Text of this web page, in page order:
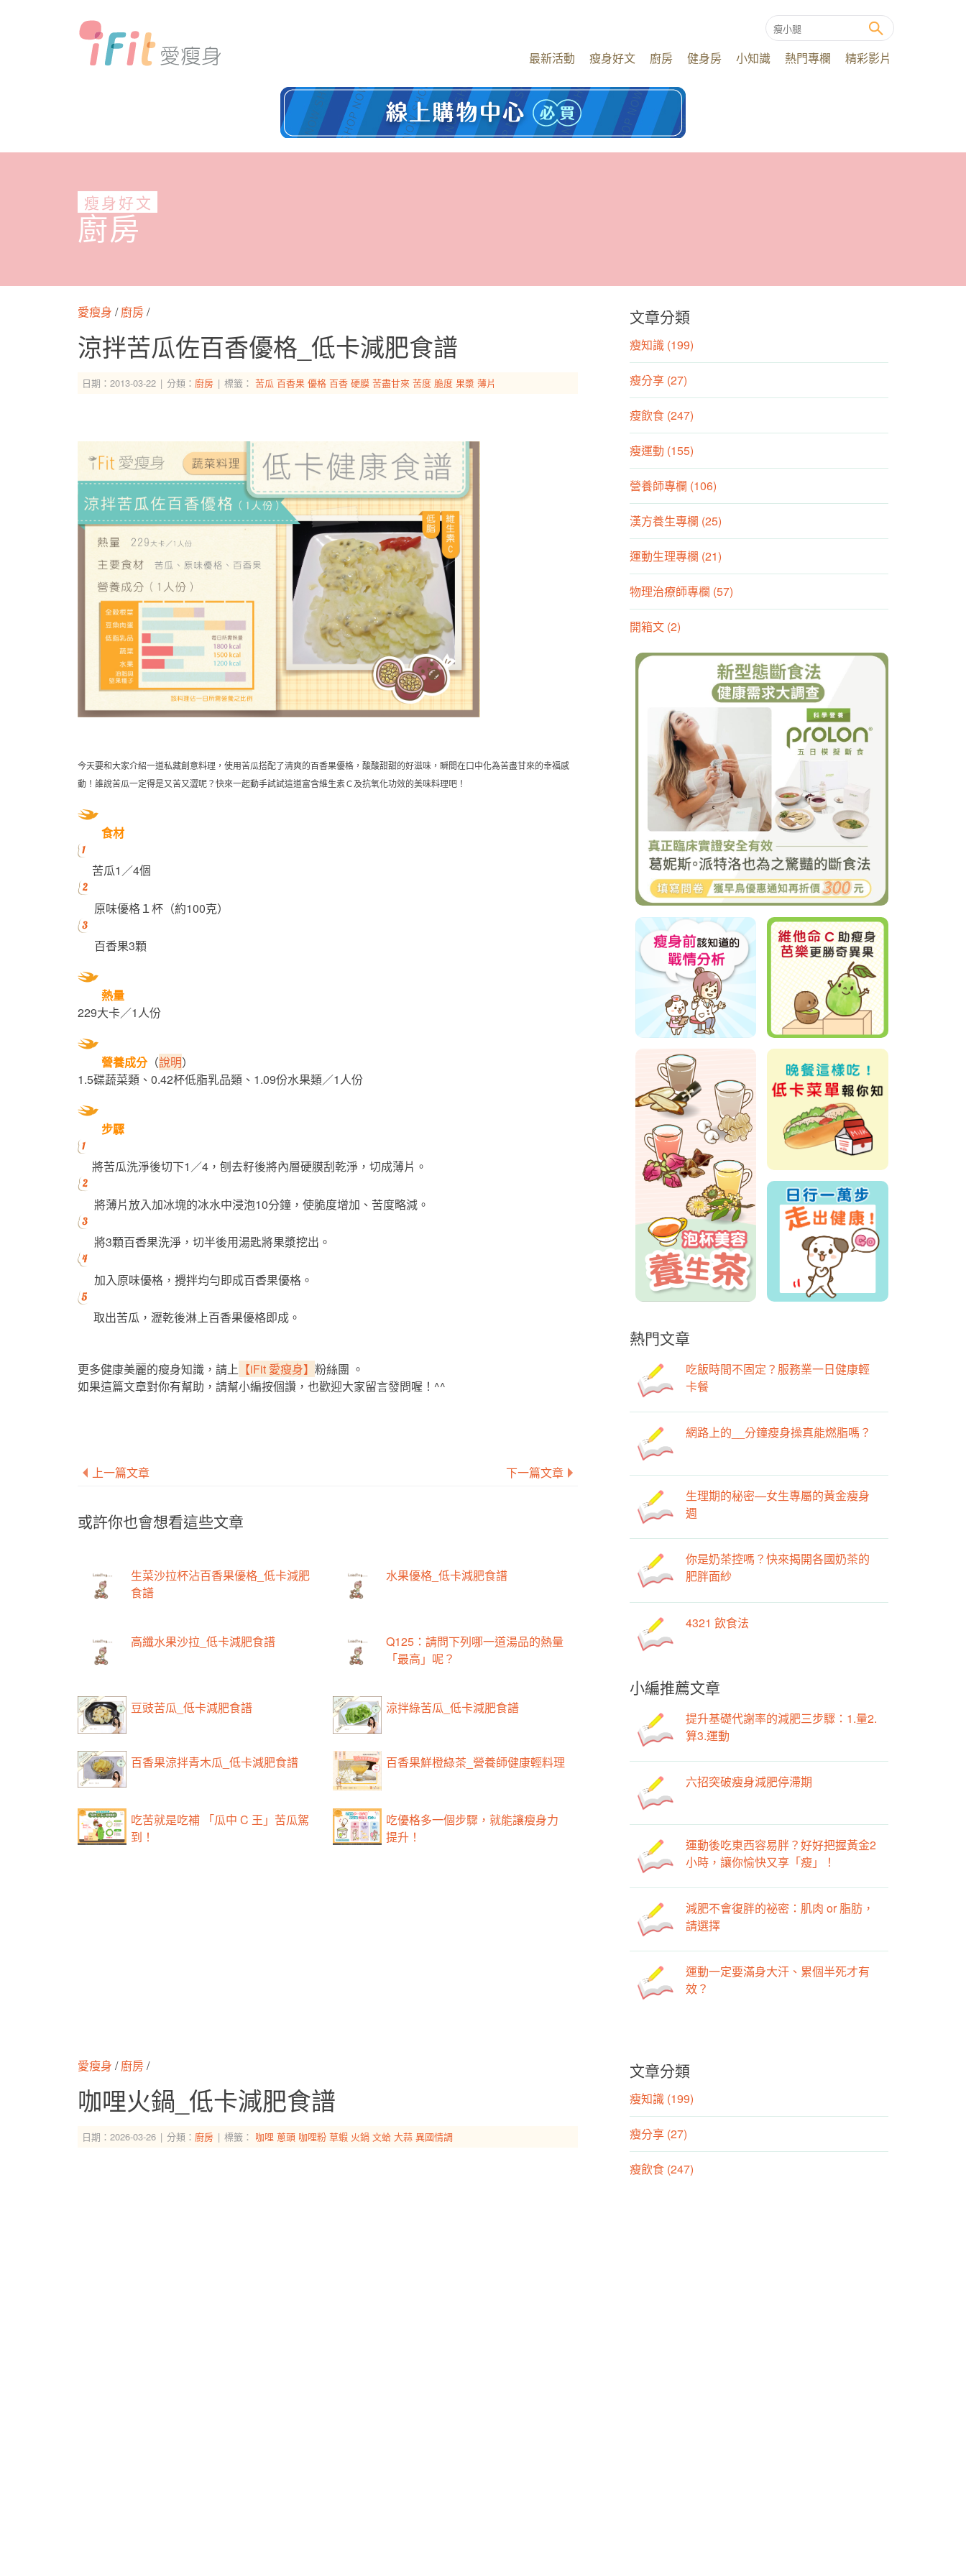
最新活動 瘦身好文 廚房 健身房 小知識 熱門專欄 精彩影片
瘦身好文
廚房
愛瘦身 /廚房/
涼拌苦瓜佐百香優格_低卡減肥食譜
日期：2013-03-22 分類： 廚房 標籤： 苦瓜 百香果 優格 百香 硬膜 苦盡甘來 苦度 脆度 果漿 薄片
今天要和大家介紹一道私藏創意料理，使用苦瓜搭配了清爽的百香果優格，酸酸甜甜的好滋味，瞬間在口中化為苦盡甘來的幸福感
動！誰說苦瓜一定得是又苦又澀呢？快來一起動手試試這道富含維生素Ｃ及抗氧化功效的美味料理吧！
食材
苦瓜1／4個
原味優格１杯（約100克）
百香果3顆
熱量
229大卡／1人份
營養成分（說明）
1.5碟蔬菜類、0.42杯低脂乳品類、1.09份水果類／1人份
步驟
將苦瓜洗淨後切下1／4，刨去籽後將內層硬膜刮乾淨，切成薄片。
將薄片放入加冰塊的冰水中浸泡10分鐘，使脆度增加、苦度略減。
將3顆百香果洗淨，切半後用湯匙將果漿挖出。
加入原味優格，攪拌均勻即成百香果優格。
取出苦瓜，瀝乾後淋上百香果優格即成。
更多健康美麗的瘦身知識，請上 【iFit 愛瘦身】 粉絲團 。
如果這篇文章對你有幫助，請幫小編按個讚，也歡迎大家留言發問喔！^^
上一篇文章 下一篇文章
或許你也會想看這些文章
生菜沙拉杯沾百香果優格_低卡減肥
食譜
水果優格_低卡減肥食譜
高纖水果沙拉_低卡減肥食譜
Q125：請問下列哪一道湯品的熱量
「最高」呢？
豆豉苦瓜_低卡減肥食譜 涼拌綠苦瓜_低卡減肥食譜
百香果涼拌青木瓜_低卡減肥食譜 百香果鮮橙綠茶_營養師健康輕料理
吃苦就是吃補 「瓜中 C 王」苦瓜駕
到！
吃優格多一個步驟，就能讓瘦身力
提升！
文章分類
瘦知識 (199)
瘦分享 (27)
瘦飲食 (247)
瘦運動 (155)
營養師專欄 (106)
漢方養生專欄 (25)
運動生理專欄 (21)
物理治療師專欄 (57)
開箱文 (2)
熱門文章
吃飯時間不固定？服務業一日健康輕
卡餐
網路上的__分鐘瘦身操真能燃脂嗎？
生理期的秘密—女生專屬的黃金瘦身
週
你是奶茶控嗎？快來揭開各國奶茶的
肥胖面紗
4321 飲食法
小編推薦文章
提升基礎代謝率的減肥三步驟：1.量2.
算3.運動
六招突破瘦身減肥停滯期
運動後吃東西容易胖？好好把握黃金2
小時，讓你愉快又享「瘦」！
減肥不會復胖的祕密：肌肉 or 脂肪，
請選擇
運動一定要滿身大汗、累個半死才有
效？
愛瘦身 /廚房/
咖哩火鍋_低卡減肥食譜
日期：2026-03-26 分類： 廚房 標籤： 咖哩 蔥頭 咖哩粉 草蝦 火鍋 文蛤 大蒜 異國情調
文章分類
瘦知識 (199)
瘦分享 (27)
瘦飲食 (247)